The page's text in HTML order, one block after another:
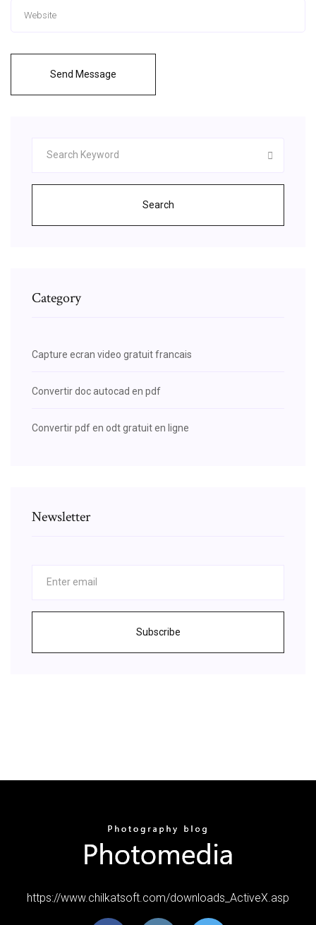
Send Message
Search
Category
Capture ecran video gratuit francais
Convertir doc autocad en pdf
Convertir pdf en odt gratuit en ligne
Newsletter
Subscribe
https://www.chilkatsoft.com/downloads_ActiveX.asp